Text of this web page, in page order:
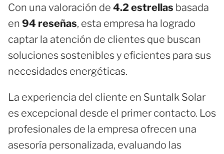
Con una valoración de 4.2 estrellas basada
en 94 reseñas, esta empresa ha logrado
captar la atención de clientes que buscan
soluciones sostenibles y eficientes para sus
necesidades energéticas.
La experiencia del cliente en Suntalk Solar
es excepcional desde el primer contacto. Los
profesionales de la empresa ofrecen una
asesoría personalizada, evaluando las